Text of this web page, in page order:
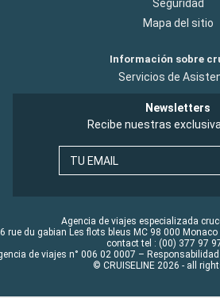
Seguridad
Mapa del sitio
Información sobre
Servicios de
Newsletters
Recibe nuestras
TU EMAIL
Agencia de viajes especializada
rue du gabian Les flots bleus MC 98 000
contact tel : (00) 377 97
de viajes n° 006 02 0007 –
© CRUISELINE 2026 - all